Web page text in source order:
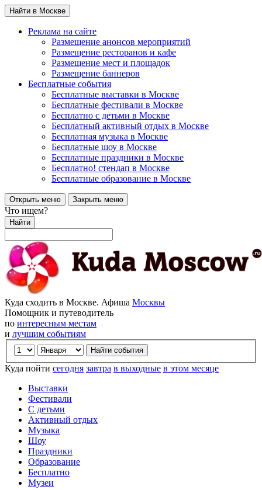
Найти в Москве
Реклама на сайте
Размещение анонсов мероприятий
Размещение ресторанов и кафе
Размещение мест и площадок
Размещение баннеров
Бесплатные события
Бесплатные выставки в Москве
Бесплатные фестивали в Москве
Бесплатно с детьми в Москве
Бесплатный активный отдых в Москве
Бесплатная музыка в Москве
Бесплатные шоу в Москве
Бесплатные праздники в Москве
Бесплатно! стендап в Москве
Бесплатные образование в Москве
Открыть меню Закрыть меню
Что ищем?
Найти
Куда сходить в Москве. Афиша Москвы
Помощник и путеводитель
по интересным местам
и лучшим событиям
Куда пойти сегодня завтра в выходные в этом месяце
Выставки
Фестивали
С детьми
Активный отдых
Музыка
Шоу
Праздники
Образование
Бесплатно
Музеи